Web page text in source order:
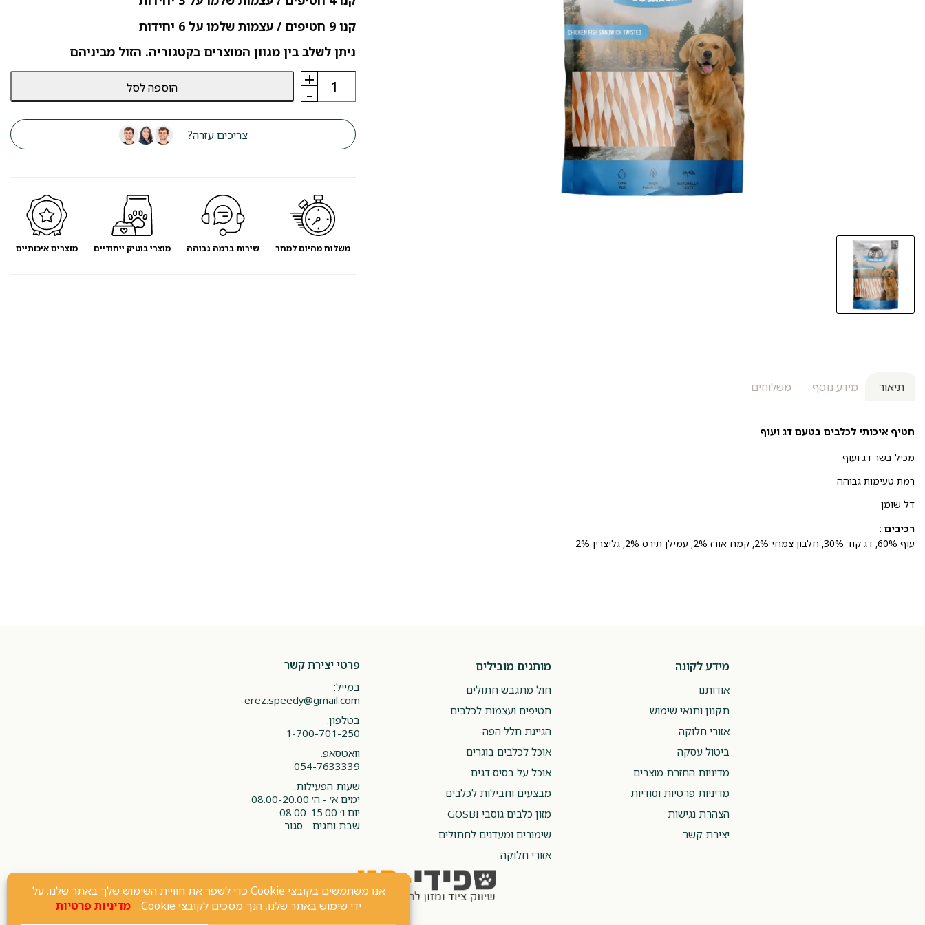
תיאור מידע נוסף משלוחים
חטיף איכותי לכלבים בטעם דג ועוף
מכיל בשר דג ועוף
רמת טעימות גבוהה
דל שומן
רכיבים :
עוף 60%, דג קוד 30%, חלבון צמחי 2%, קמח אורז 2%, עמילן תירס 2%, גליצרין 2%
קנו 9 חטיפים / עצמות שלמו על 6 יחידות
ניתן לשלב בין מגוון המוצרים בקטגוריה. הזול מביניהם
-
כמות
חטיף
פט
לייף
דג
+ הוספה לסל
צריכים עזרה?
משלוח מהיום למחר שירות ברמה גבוהה מוצרי בוטיק ייחודיים מוצרים איכותיים
מידע לקונה
אודותנו
תקנון ותנאי שימוש
אזורי חלוקה
ביטול עסקה
מדיניות החזרת מוצרים
מדיניות פרטיות וסודיות
הצהרת נגישות
יצירת קשר
מותגים מובילים
חול מתגבש חתולים
חטיפים ועצמות לכלבים
הגיינת חלל הפה
אוכל לכלבים בוגרים
אוכל על בסיס דגים
מבצעים וחבילות לכלבים
מזון כלבים גוסבי GOSBI
שימורים ומעדנים לחתולים
אזורי חלוקה
פרטי יצירת קשר
במייל:
erez.speedy@gmail.com
בטלפון:
1-700-701-250
וואטסאפ:
054-7633339
שעות הפעילות:
ימים א׳ - ה׳ 08:00-20:00
יום ו׳ 08:00-15:00
שבת וחגים - סגור